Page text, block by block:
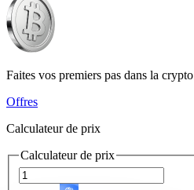
Faites vos premiers pas dans la
Offres
Calculateur de prix
Calculateur de prix